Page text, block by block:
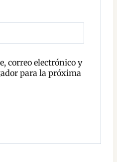
correo electrónico y
para la próxima